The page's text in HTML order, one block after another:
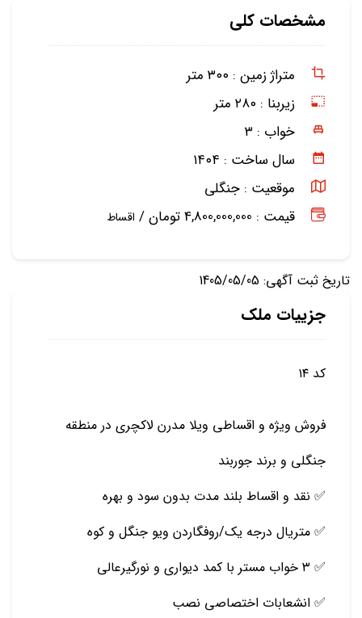
مشخصات کلی
متراژ زمین : ۳۰۰ متر
زیربنا : ۲۸۰ متر
خواب : ۳
سال ساخت : ۱۴۰۴
موقعیت : جنگلی
قیمت : 4,800,000,000 تومان /
اقساط
تاریخ ثبت آگهی: 1405/05/05
جزییات ملک
کد ۱۴
فروش ویژه و اقساطی ویلا مدرن لاکچری در منطقه
جنگلی و برند جوربند
✅ نقد و اقساط بلند مدت بدون سود و بهره
✅ متریال درجه یک/روفگاردن ویو جنگل و کوه
✅ ۳ خواب مستر با کمد دیواری و نورگیرعالی
✅ انشعابات اختصاصی نصب